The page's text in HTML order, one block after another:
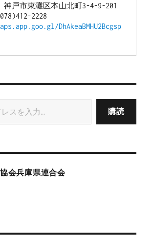
神戸市東灘区本山北町3-4-9-201
2228
DhAkeaBMHU2Bcgsp
購読
会兵庫県連合会